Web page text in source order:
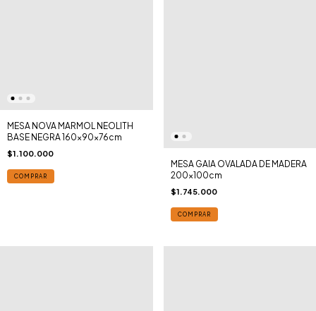
MESA NOVA MARMOL NEOLITH
BASE NEGRA 160x90x76cm
$1.100.000
COMPRAR
MESA GAIA OVALADA DE MADERA
200x100cm
$1.745.000
COMPRAR